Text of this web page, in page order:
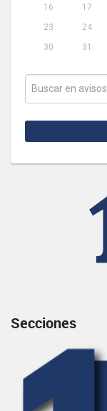
16
17
23
24
30
31
Secciones